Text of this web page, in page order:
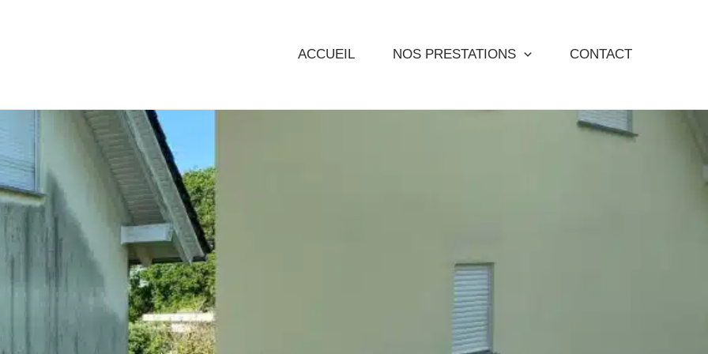
ACCUEIL NOS PRESTATIONS CONTACT